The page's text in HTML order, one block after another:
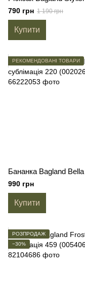
790 грн 1 190 грн
Купити
РЕКОМЕНДОВАНІ ТОВАРИ
990 грн
Купити
РОЗПРОДАЖ
−30%